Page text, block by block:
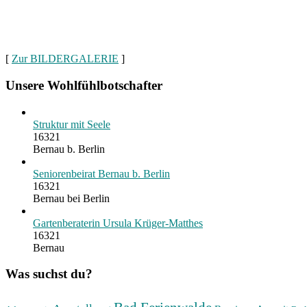
[ Zur BILDERGALERIE ]
Unsere Wohlfühlbotschafter
Struktur mit Seele
16321
Bernau b. Berlin
Seniorenbeirat Bernau b. Berlin
16321
Bernau bei Berlin
Gartenberaterin Ursula Krüger-Matthes
16321
Bernau
Was suchst du?